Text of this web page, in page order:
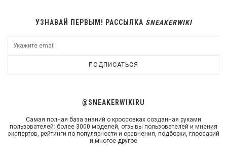
@SNEAKERWIKIRU
Самая полная база знаний о кроссовках созданная руками
пользователей: более 3000 моделей, отзывы пользователей и мнения
экспертов, рейтинги по популярности и сравнения, подборки, глоссарий
и многое другое
УЗНАВАЙ ПЕРВЫМ! РАССЫЛКА SNEAKERWIKI
ПОДПИСАТЬСЯ